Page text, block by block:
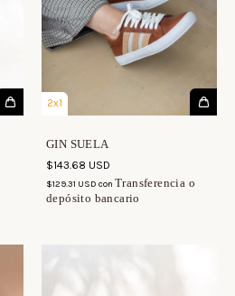
2x1
GIN SUELA
$143.68 USD
$129.31 USD con Transferencia o
depósito bancario